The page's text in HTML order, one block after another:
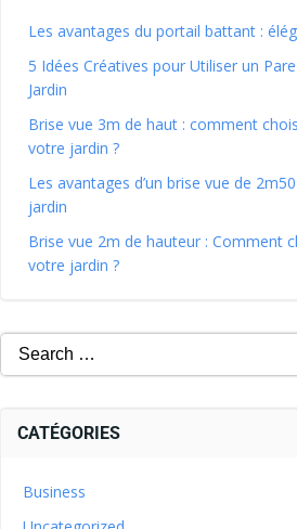
Les avantages du portail battant :
5 Idées Créatives pour Utiliser un
Jardin
Brise vue 3m de haut : comment
votre jardin ?
Les avantages d’un brise vue de
jardin
Brise vue 2m de hauteur : Comment
votre jardin ?
CATÉGORIES
Business